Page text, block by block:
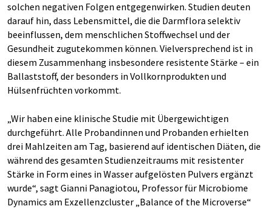
solchen negativen Folgen entgegenwirken. Studien deuten
darauf hin, dass Lebensmittel, die die Darmflora selektiv
beeinflussen, dem menschlichen Stoffwechsel und der
Gesundheit zugutekommen können. Vielversprechend ist in
diesem Zusammenhang insbesondere resistente Stärke – ein
Ballaststoff, der besonders in Vollkornprodukten und
Hülsenfrüchten vorkommt.
„Wir haben eine klinische Studie mit Übergewichtigen
durchgeführt. Alle Probandinnen und Probanden erhielten
drei Mahlzeiten am Tag, basierend auf identischen Diäten, die
während des gesamten Studienzeitraums mit resistenter
Stärke in Form eines in Wasser aufgelösten Pulvers ergänzt
wurde“, sagt Gianni Panagiotou, Professor für Microbiome
Dynamics am Exzellenzcluster „Balance of the Microverse“